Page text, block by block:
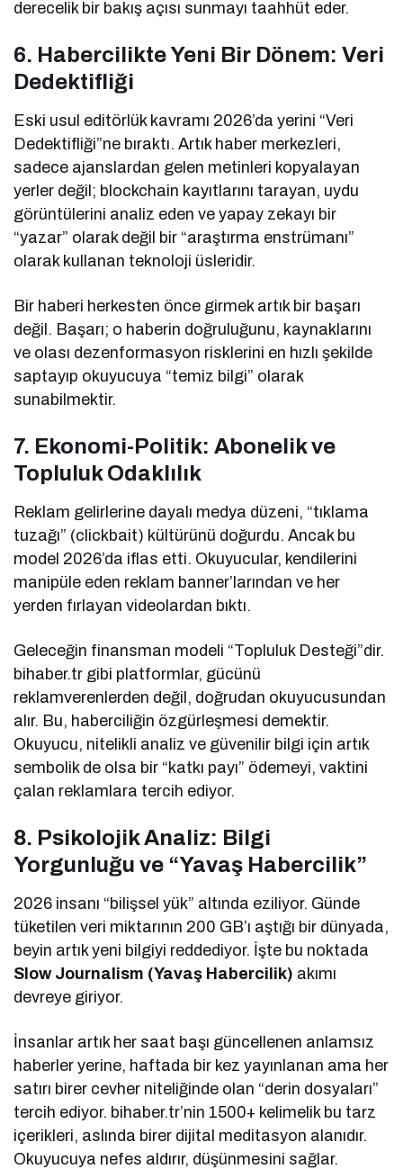
derecelik bir bakış açısı sunmayı taahhüt eder.
6. Habercilikte Yeni Bir Dönem: Veri
Dedektifliği
Eski usul editörlük kavramı 2026’da yerini “Veri
Dedektifliği”ne bıraktı. Artık haber merkezleri,
sadece ajanslardan gelen metinleri kopyalayan
yerler değil; blockchain kayıtlarını tarayan, uydu
görüntülerini analiz eden ve yapay zekayı bir
“yazar” olarak değil bir “araştırma enstrümanı”
olarak kullanan teknoloji üsleridir.
Bir haberi herkesten önce girmek artık bir başarı
değil. Başarı; o haberin doğruluğunu, kaynaklarını
ve olası dezenformasyon risklerini en hızlı şekilde
saptayıp okuyucuya “temiz bilgi” olarak
sunabilmektir.
7. Ekonomi-Politik: Abonelik ve
Topluluk Odaklılık
Reklam gelirlerine dayalı medya düzeni, “tıklama
tuzağı” (clickbait) kültürünü doğurdu. Ancak bu
model 2026’da iflas etti. Okuyucular, kendilerini
manipüle eden reklam banner’larından ve her
yerden fırlayan videolardan bıktı.
Geleceğin finansman modeli “Topluluk Desteği”dir.
bihaber.tr gibi platformlar, gücünü
reklamverenlerden değil, doğrudan okuyucusundan
alır. Bu, haberciliğin özgürleşmesi demektir.
Okuyucu, nitelikli analiz ve güvenilir bilgi için artık
sembolik de olsa bir “katkı payı” ödemeyi, vaktini
çalan reklamlara tercih ediyor.
8. Psikolojik Analiz: Bilgi
Yorgunluğu ve “Yavaş Habercilik”
2026 insanı “bilişsel yük” altında eziliyor. Günde
tüketilen veri miktarının 200 GB’ı aştığı bir dünyada,
beyin artık yeni bilgiyi reddediyor. İşte bu noktada
Slow Journalism (Yavaş Habercilik) akımı
devreye giriyor.
İnsanlar artık her saat başı güncellenen anlamsız
haberler yerine, haftada bir kez yayınlanan ama her
satırı birer cevher niteliğinde olan “derin dosyaları”
tercih ediyor. bihaber.tr’nin 1500+ kelimelik bu tarz
içerikleri, aslında birer dijital meditasyon alanıdır.
Okuyucuya nefes aldırır, düşünmesini sağlar.